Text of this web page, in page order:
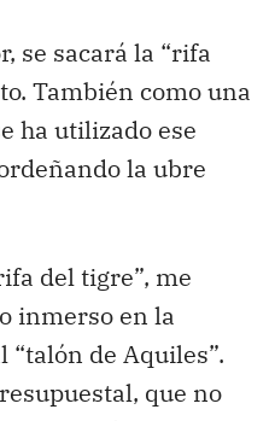
se sacará la “rifa
También como una
ha utilizado ese
la ubre
del tigre”, me
inmerso en la
de Aquiles”.
que no